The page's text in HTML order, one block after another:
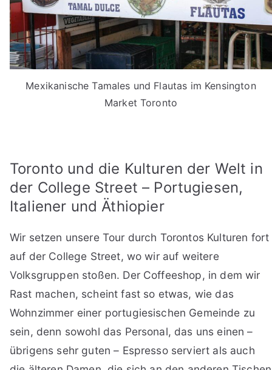
Mexikanische Tamales und Flautas im Kensington
Market Toronto
Toronto und die Kulturen der Welt in
der College Street – Portugiesen,
Italiener und Äthiopier
Wir setzen unsere Tour durch Torontos Kulturen fort
auf der College Street, wo wir auf weitere
Volksgruppen stoßen. Der Coffeeshop, in dem wir
Rast machen, scheint fast so etwas, wie das
Wohnzimmer einer portugiesischen Gemeinde zu
sein, denn sowohl das Personal, das uns einen –
übrigens sehr guten – Espresso serviert als auch